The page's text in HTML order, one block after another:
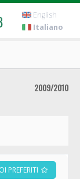
English
Italiano
2009/2010
PREFERITI